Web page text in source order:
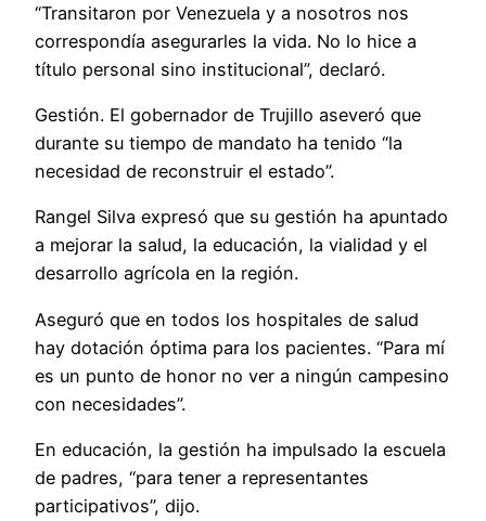
“Transitaron por Venezuela y a nosotros nos
correspondía asegurarles la vida. No lo hice a
título personal sino institucional”, declaró.
Gestión. El gobernador de Trujillo aseveró que
durante su tiempo de mandato ha tenido “la
necesidad de reconstruir el estado”.
Rangel Silva expresó que su gestión ha apuntado
a mejorar la salud, la educación, la vialidad y el
desarrollo agrícola en la región.
Aseguró que en todos los hospitales de salud
hay dotación óptima para los pacientes. “Para mí
es un punto de honor no ver a ningún campesino
con necesidades”.
En educación, la gestión ha impulsado la escuela
de padres, “para tener a representantes
participativos”, dijo.